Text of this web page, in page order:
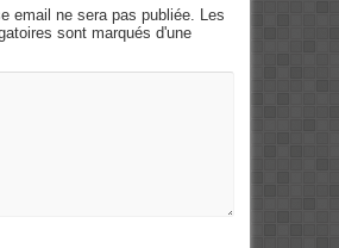
email ne sera pas publiée. Les
sont marqués d'une